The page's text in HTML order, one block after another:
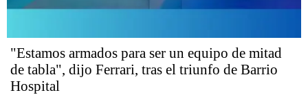
"Estamos armados para ser un equipo de mitad
de tabla", dijo Ferrari, tras el triunfo de Barrio
Hospital